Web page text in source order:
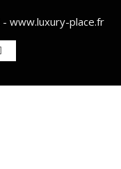
- www.luxury-place.fr